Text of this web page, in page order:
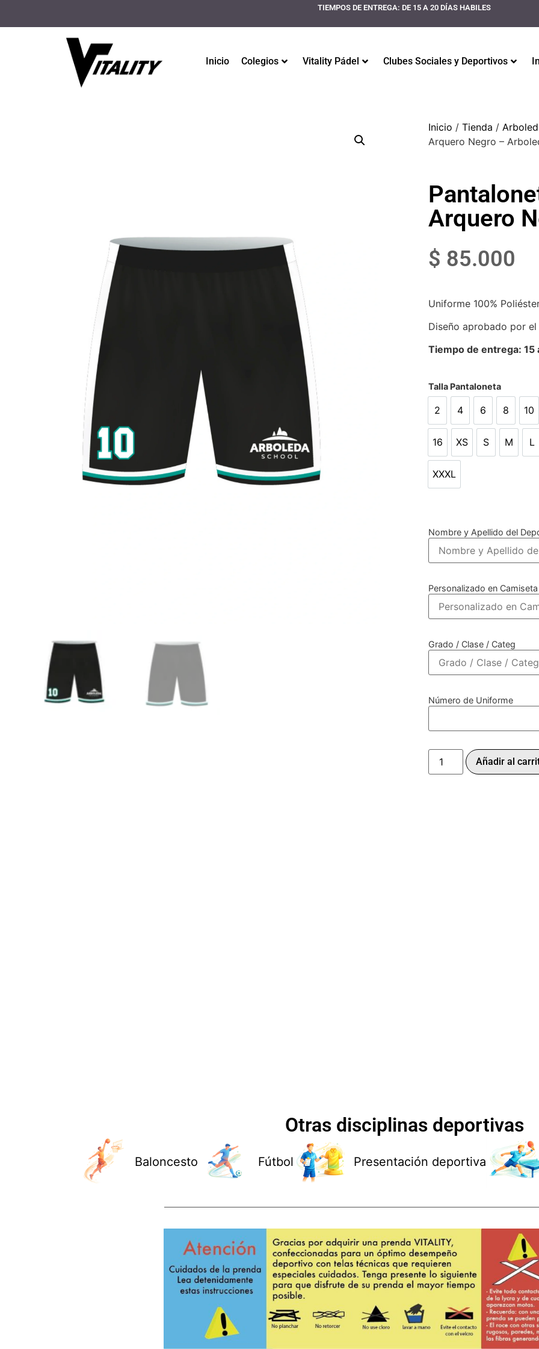
TIEMPOS DE ENTREGA: DE 15 A 20 DÍAS HABILES
Inicio Colegios Vitality Pádel Clubes Sociales y Deportivos
Inicio / Tienda /
Arquero Negro –
Arquero
$ 85.000
Uniforme 100%
Diseño aprobado por
Tiempo de entrega: 15
Talla Pantaloneta
2 4 6 8
8
10
16 XS
XS
S
S
M L
XXXL
Nombre y Apellido del
Personalizado en Camiseta
Grado / Clase / Categ
Número de Uniforme
Añadir al
Otras disciplinas deportivas
Baloncesto Fútbol Presentación deportiva